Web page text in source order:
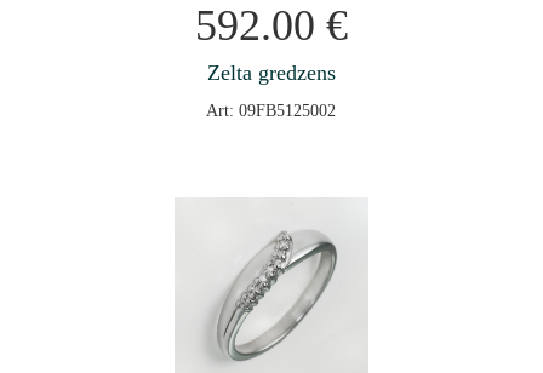
592.00 €
Zelta gredzens
Art: 09FB5125002